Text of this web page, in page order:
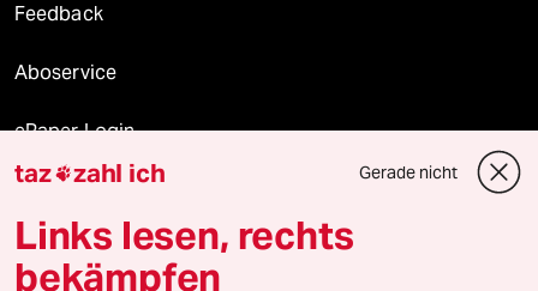
Feedback
Aboservice
ePaper Login
Downloads für Abonnierende
taz zahl ich Gerade nicht
Links lesen, rechts
bekämpfen